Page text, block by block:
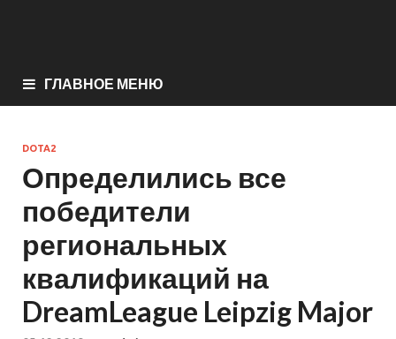
ГЛАВНОЕ МЕНЮ
DOTA2
Определились все
победители
региональных
квалификаций на
DreamLeague Leipzig Major